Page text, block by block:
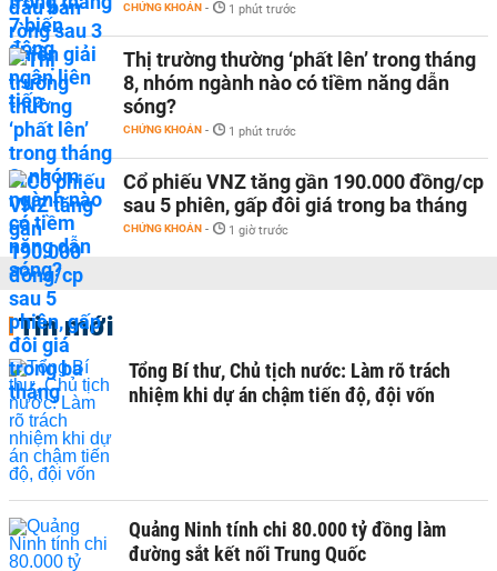
CHỨNG KHOÁN - 1 phút trước
Thị trường thường ‘phất lên’ trong tháng
8, nhóm ngành nào có tiềm năng dẫn
sóng?
CHỨNG KHOÁN - 1 phút trước
Cổ phiếu VNZ tăng gần 190.000 đồng/cp
sau 5 phiên, gấp đôi giá trong ba tháng
CHỨNG KHOÁN - 1 giờ trước
Tin mới
Tổng Bí thư, Chủ tịch nước: Làm rõ trách
nhiệm khi dự án chậm tiến độ, đội vốn
Quảng Ninh tính chi 80.000 tỷ đồng làm
đường sắt kết nối Trung Quốc